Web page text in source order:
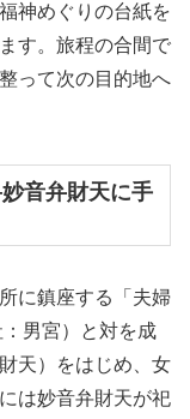
神めぐりの台紙を
す。旅程の合間で
って次の目的地へ
音弁財天に手
に鎮座する「夫婦
男宮）と対を成
天）をはじめ、女
は妙音弁財天が祀